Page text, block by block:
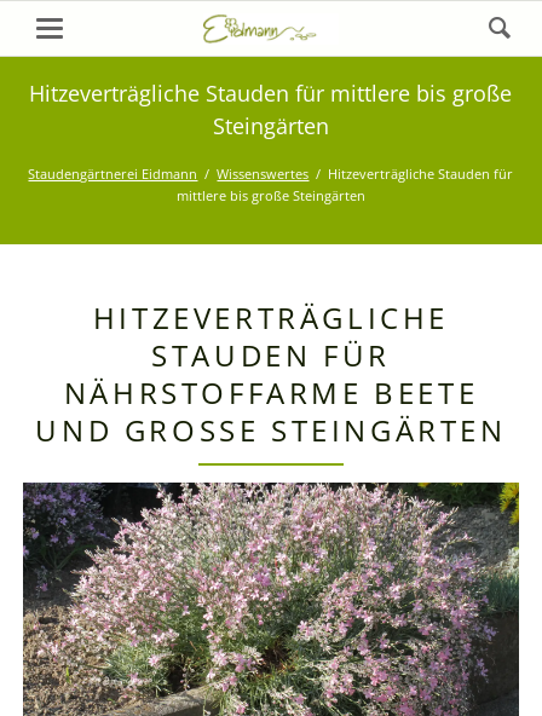
Hitzeverträgliche Stauden für mittlere bis große
Steingärten
Staudengärtnerei Eidmann Wissenswertes
Hitzeverträgliche Stauden für
mittlere bis große Steingärten
HITZEVERTRÄGLICHE
STAUDEN FÜR
NÄHRSTOFFARME BEETE
UND GROSSE STEINGÄRTEN